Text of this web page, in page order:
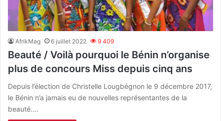
AfrikMag 6 juillet 2022 9 409
Beauté / Voilà pourquoi le Bénin n’organise
plus de concours Miss depuis cinq ans
Depuis l’élection de Christelle Lougbégnon le 9 décembre 2017,
le Bénin n’a jamais eu de nouvelles représentantes de la
beauté.…